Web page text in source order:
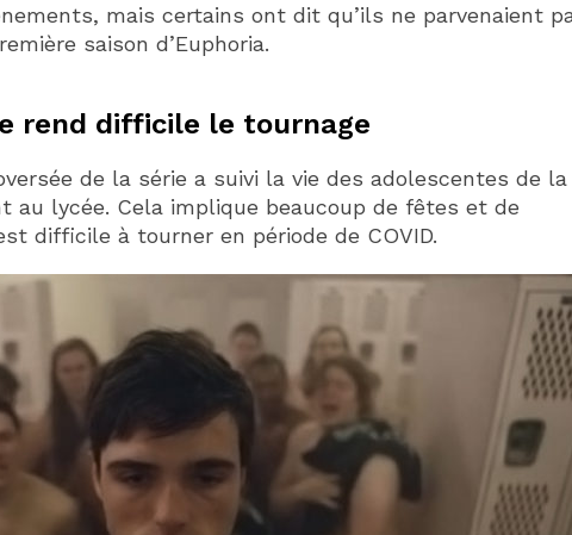
mais certains ont dit qu’ils ne parvenaient
saison d’Euphoria.
rend difficile le tournage
de la série a suivi la vie des adolescentes de la
au lycée. Cela implique beaucoup de fêtes et de
difficile à tourner en période de COVID.